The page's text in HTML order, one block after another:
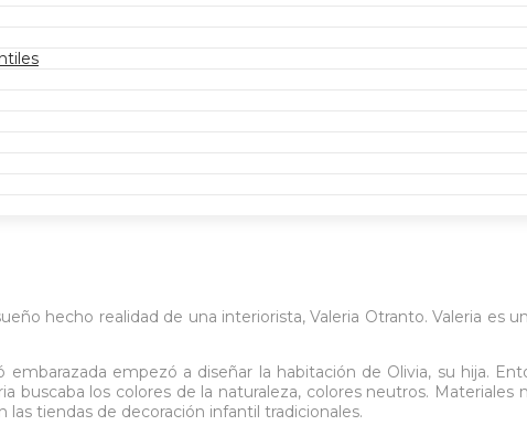
hecho realidad de una interiorista, Valeria Otranto. Valeria es
embarazada empezó a diseñar la habitación de Olivia, su hija.
buscaba los colores de la naturaleza, colores neutros.
las tiendas de decoración infantil tradicionales.